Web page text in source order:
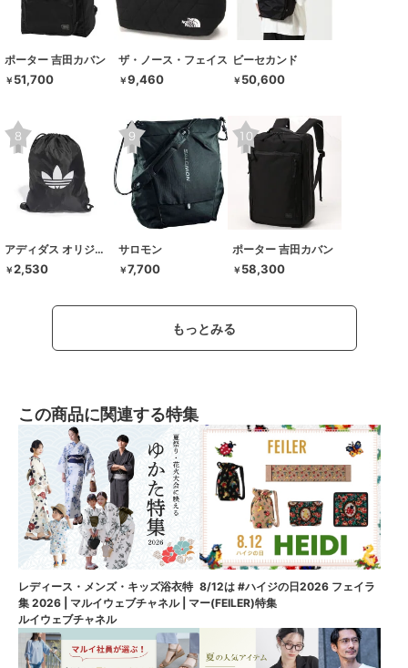
ポーター 吉田カバン
￥ 51,700
ザ・ノース・フェイス
￥9,460
ビーセカンド
￥ 50,600
アディダス オリジナルス
￥2,530
サロモン
￥7,700
ポーター 吉田カバン
￥ 58,300
もっとみる
この商品に関連する特集
レディース・メンズ・キッズ浴衣特
集 2026 | マルイウェブチャネル | マ
ルイウェブチャネル
8/12は #ハイジの日2026 フェイラ
ー(FEILER)特集